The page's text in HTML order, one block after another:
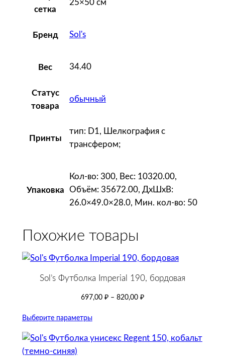
o
t
н
а
я
сетка
25×50 см
Бренд Sol's
Вес 34.40
Статус
товара
обычный
Принты
тип: D1, Шелкография с
трансфером;
Упаковка
Кол-во: 300, Вес: 10320.00,
Объём: 35672.00, ДxШxВ:
26.0×49.0×28.0, Мин. кол-во: 50
Похожие товары
Sol’s Футболка Imperial 190, бордовая
697,00 ₽ – 820,00 ₽
Выберите параметры